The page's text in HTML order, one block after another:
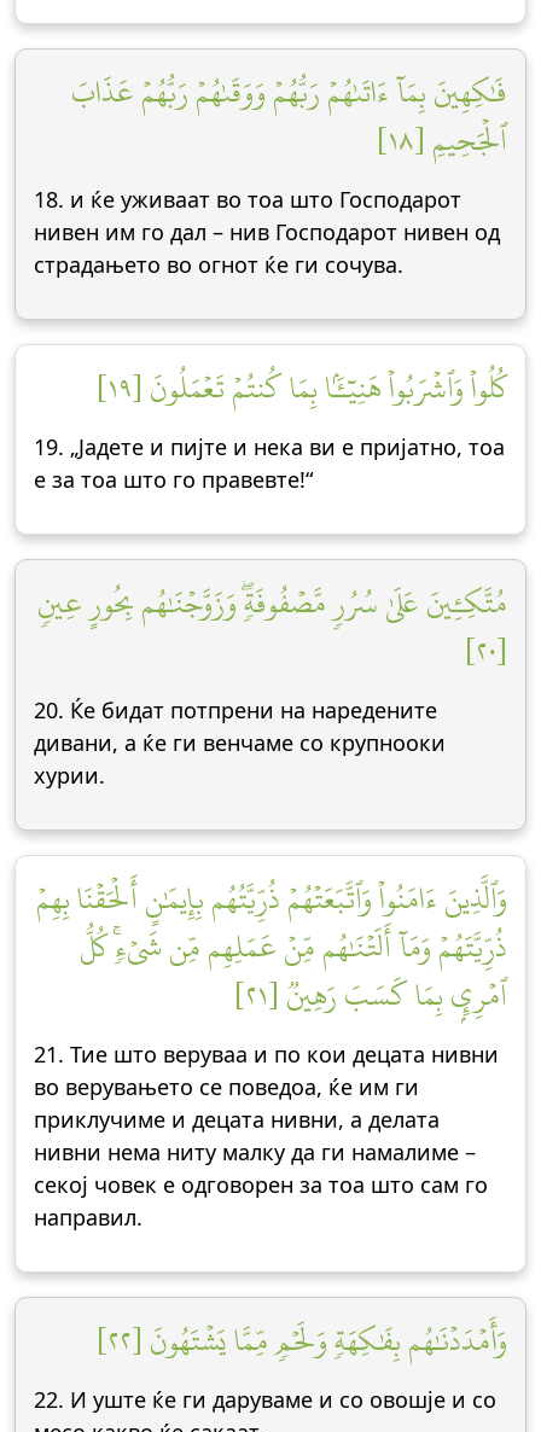
فَٰكِهِينَ بِمَآ ءَاتَىٰهُمۡ رَبُّهُمۡ وَوَقَىٰهُمۡ رَبُّهُمۡ عَذَابَ
ٱلۡجَحِيمِ [١٨]
18. и ќе уживаат во тоа што Господарот
нивен им го дал – нив Господарот нивен од
страдањето во огнот ќе ги сочува.
كُلُواْ وَٱشۡرَبُواْ هَنِيٓـَٔۢا بِمَا كُنتُمۡ تَعۡمَلُونَ [١٩]
19. „Јадете и пијте и нека ви е пријатно, тоа
е за тоа што го правевте!“
مُتَّكِـِٔينَ عَلَىٰ سُرُرٖ مَّصۡفُوفَةٖۖ وَزَوَّجۡنَٰهُم بِحُورٍ عِينٖ
[٢٠]
20. Ќе бидат потпрени на наредените
дивани, а ќе ги венчаме со крупнооки
хурии.
وَٱلَّذِينَ ءَامَنُواْ وَٱتَّبَعَتۡهُمۡ ذُرِّيَّتُهُم بِإِيمَٰنٍ أَلۡحَقۡنَا بِهِمۡ
ذُرِّيَّتَهُمۡ وَمَآ أَلَتۡنَٰهُم مِّنۡ عَمَلِهِم مِّن شَيۡءٖۚ كُلُّ
ٱمۡرِيِٕۭ بِمَا كَسَبَ رَهِينٞ [٢١]
21. Тие што веруваа и по кои децата нивни
во верувањето се поведоа, ќе им ги
приклучиме и децата нивни, а делата
нивни нема ниту малку да ги намалиме –
секој човек е одговорен за тоа што сам го
направил.
وَأَمۡدَدۡنَٰهُم بِفَٰكِهَةٖ وَلَحۡمٖ مِّمَّا يَشۡتَهُونَ [٢٢]
22. И уште ќе ги даруваме и со овошје и со